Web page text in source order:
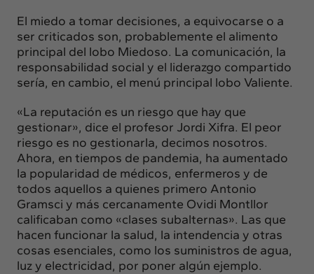
El miedo a tomar decisiones, a equivocarse o a
ser criticados son, probablemente el alimento
principal del lobo Miedoso. La comunicación, la
responsabilidad social y el liderazgo compartido
sería, en cambio, el menú principal lobo Valiente.
«La reputación es un riesgo que hay que
gestionar», dice el profesor Jordi Xifra. El peor
riesgo es no gestionarla, decimos nosotros.
Ahora, en tiempos de pandemia, ha aumentado
la popularidad de médicos, enfermeros y de
todos aquellos a quienes primero Antonio
Gramsci y más cercanamente Ovidi Montllor
calificaban como «clases subalternas». Las que
hacen funcionar la salud, la intendencia y otras
cosas esenciales, como los suministros de agua,
luz y electricidad, por poner algún ejemplo.